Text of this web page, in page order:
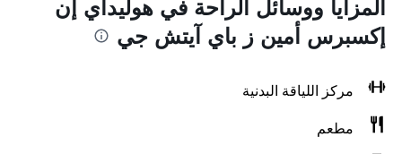
المزايا ووسائل الراحة في هوليداي إن
إكسبرس أمين ز باي آيتش جي
مركز اللياقة البدنية
مطعم